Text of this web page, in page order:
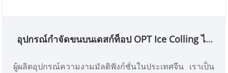
อุปกรณ์กำจัดขนบนเดสก์ท็อป OPT Ice Colling ไม่
ผู้ผลิตอุปกรณ์ความงามมัลติฟังก์ชั่นในประเทศจีน เราเป็น